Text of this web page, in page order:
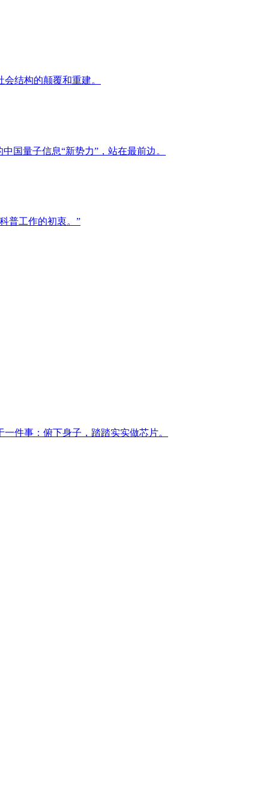
结构的颠覆和重建。
国量子信息“新势力”，站在最前边。
普工作的初衷。”
件事：俯下身子，踏踏实实做芯片。